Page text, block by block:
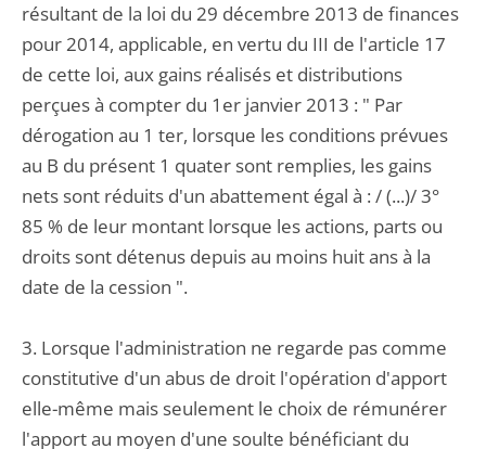
résultant de la loi du 29 décembre 2013 de finances
pour 2014, applicable, en vertu du III de l'article 17
de cette loi, aux gains réalisés et distributions
perçues à compter du 1er janvier 2013 : " Par
dérogation au 1 ter, lorsque les conditions prévues
au B du présent 1 quater sont remplies, les gains
nets sont réduits d'un abattement égal à : / (...)/ 3°
85 % de leur montant lorsque les actions, parts ou
droits sont détenus depuis au moins huit ans à la
date de la cession ".
3. Lorsque l'administration ne regarde pas comme
constitutive d'un abus de droit l'opération d'apport
elle-même mais seulement le choix de rémunérer
l'apport au moyen d'une soulte bénéficiant du